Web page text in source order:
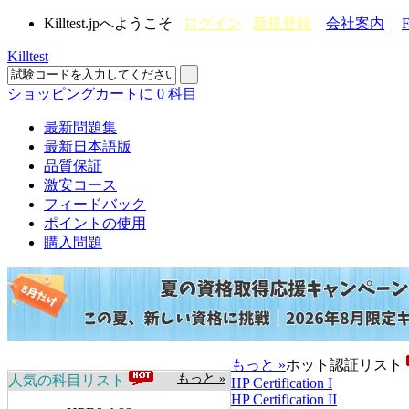
Killtest.jpへようこそ ログイン 新規登録 会社案内 |
Killtest
ショッピングカートに 0 科目
最新問題集
最新日本語版
品質保証
激安コース
フィードバック
ポイントの使用
購入問題
もっと »
人気の科目リスト
もっと »ホット認証リスト
HP Certification I
HP Certification II